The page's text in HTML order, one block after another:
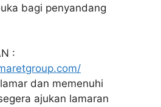
bagi penyandang
:
dan memenuhi
ajukan lamaran